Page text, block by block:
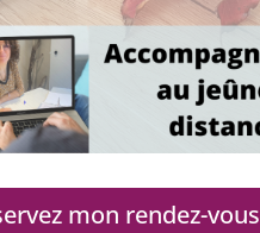
mon rendez-vous